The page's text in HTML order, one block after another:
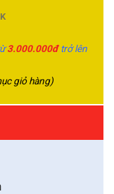
3.000.000đ trở lên
giỏ hàng)